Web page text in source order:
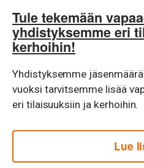
Tule tekemään
yhdistyksemme eri
kerhoihin!
Yhdistyksemme
vuoksi tarvitsemme lisää
eri tilaisuuksiin ja kerhoihin.
Lue